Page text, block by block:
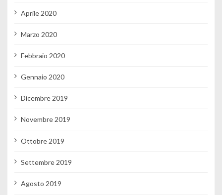
Aprile 2020
Marzo 2020
Febbraio 2020
Gennaio 2020
Dicembre 2019
Novembre 2019
Ottobre 2019
Settembre 2019
Agosto 2019